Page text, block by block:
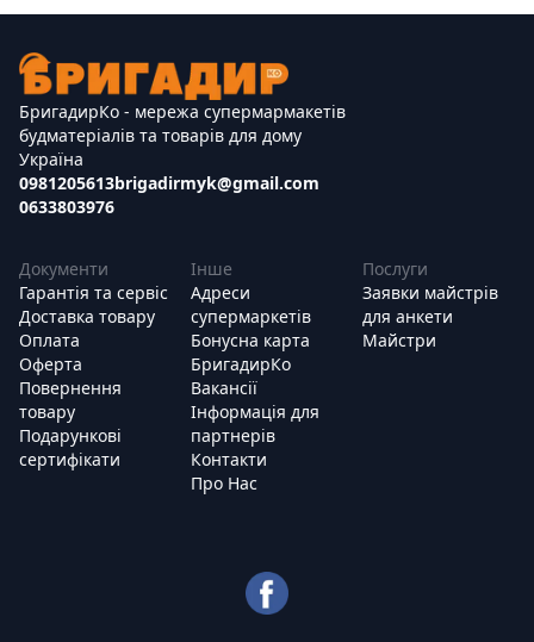
БригадирКо - мережа супермармакетів
будматеріалів та товарів для дому
Україна
0981205613
0633803976
brigadirmyk@gmail.com
Документи
Гарантія та сервіс
Доставка товару
Оплата
Оферта
Повернення
товару
Подарункові
сертифікати
Інше
Адреси
супермаркетів
Бонусна карта
БригадирКо
Вакансії
Інформація для
партнерів
Контакти
Про Нас
Послуги
Заявки майстрів
для анкети
Майстри